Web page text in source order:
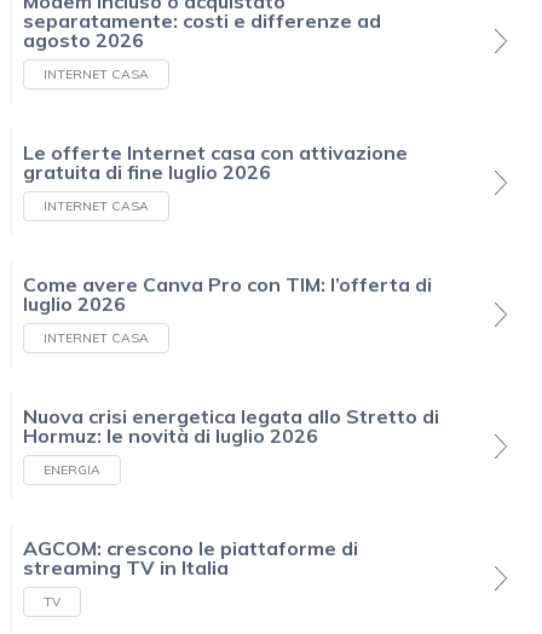
separatamente: costi e differenze ad
agosto 2026
INTERNET CASA
Le offerte Internet casa con attivazione
gratuita di fine luglio 2026
INTERNET CASA
Come avere Canva Pro con TIM: l’offerta di
luglio 2026
INTERNET CASA
Nuova crisi energetica legata allo Stretto di
Hormuz: le novità di luglio 2026
ENERGIA
AGCOM: crescono le piattaforme di
streaming TV in Italia
TV